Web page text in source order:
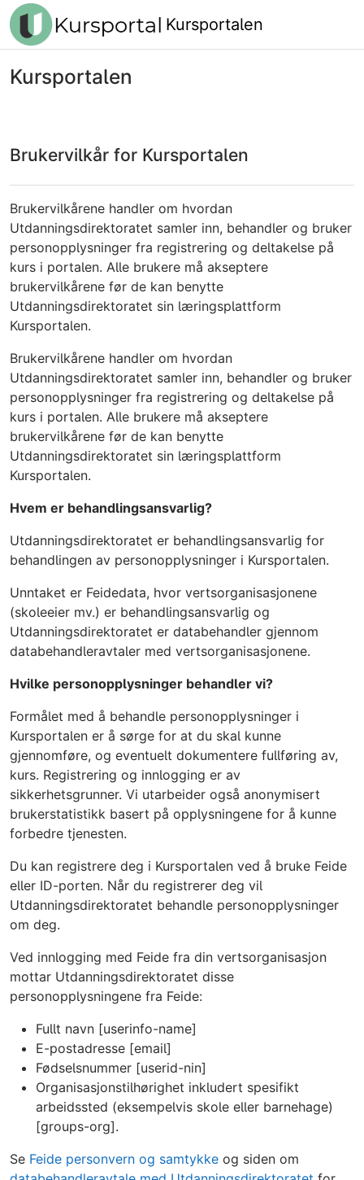
Gå til hovedinnhold
Kursportalen
Kursportalen
Brukervilkår for Kursportalen
Brukervilkårene handler om hvordan
Utdanningsdirektoratet samler inn, behandler og bruker
personopplysninger fra registrering og deltakelse på
kurs i portalen. Alle brukere må akseptere
brukervilkårene før de kan benytte
Utdanningsdirektoratet sin læringsplattform
Kursportalen.
Brukervilkårene handler om hvordan
Utdanningsdirektoratet samler inn, behandler og bruker
personopplysninger fra registrering og deltakelse på
kurs i portalen. Alle brukere må akseptere
brukervilkårene før de kan benytte
Utdanningsdirektoratet sin læringsplattform
Kursportalen.
Hvem er behandlingsansvarlig?
Utdanningsdirektoratet er behandlingsansvarlig for
behandlingen av personopplysninger i Kursportalen.
Unntaket er Feidedata, hvor vertsorganisasjonene
(skoleeier mv.) er behandlingsansvarlig og
Utdanningsdirektoratet er databehandler gjennom
databehandleravtaler med vertsorganisasjonene.
Hvilke personopplysninger behandler vi?
Formålet med å behandle personopplysninger i
Kursportalen er å sørge for at du skal kunne
gjennomføre, og eventuelt dokumentere fullføring av,
kurs. Registrering og innlogging er av
sikkerhetsgrunner. Vi utarbeider også anonymisert
brukerstatistikk basert på opplysningene for å kunne
forbedre tjenesten.
Du kan registrere deg i Kursportalen ved å bruke Feide
eller ID-porten. Når du registrerer deg vil
Utdanningsdirektoratet behandle personopplysninger
om deg.
Ved innlogging med Feide fra din vertsorganisasjon
mottar Utdanningsdirektoratet disse
personopplysningene fra Feide:
Fullt navn [userinfo-name]
E-postadresse [email]
Fødselsnummer [userid-nin]
Organisasjonstilhørighet inkludert spesifikt
arbeidssted (eksempelvis skole eller barnehage)
[groups-org].
Se Feide personvern og samtykke og siden om